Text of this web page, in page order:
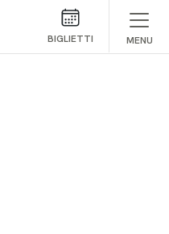
BIGLIETTI MENU